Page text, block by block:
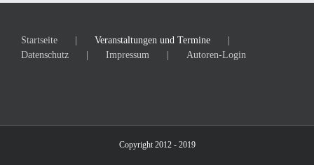
Startseite
Veranstaltungen und Termine
Datenschutz
Impressum Autoren-Login
Copyright 2012 - 2019